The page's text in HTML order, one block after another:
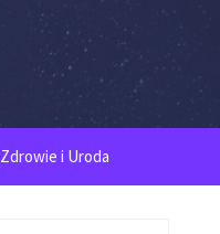
Zdrowie i Uroda